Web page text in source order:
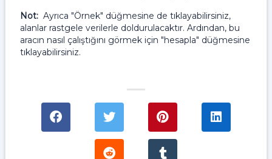
Not: Ayrıca "Örnek" düğmesine de tıklayabilirsiniz,
alanlar rastgele verilerle doldurulacaktır. Ardından, bu
aracın nasıl çalıştığını görmek için "hesapla" düğmesine
tıklayabilirsiniz.